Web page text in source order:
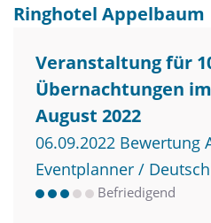
Ringhotel Appelbaum
Veranstaltung für
Übernachtungen
August 2022
06.09.2022 Bewertung
Eventplanner /
Befriedigend